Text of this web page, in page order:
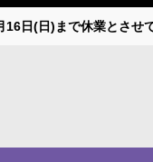
日(日)まで休業とさせ